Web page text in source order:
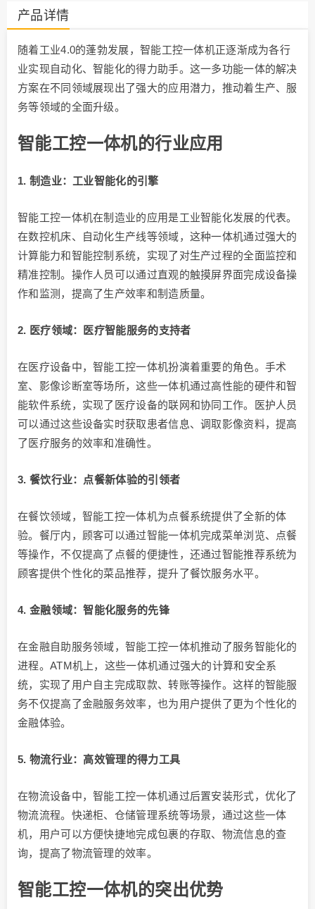
产品详情
随着工业4.0的蓬勃发展，智能工控一体机正逐渐成为各行
业实现自动化、智能化的得力助手。这一多功能一体的解决
方案在不同领域展现出了强大的应用潜力，推动着生产、服
务等领域的全面升级。
智能工控一体机的行业应用
1. 制造业：工业智能化的引擎
智能工控一体机在制造业的应用是工业智能化发展的代表。
在数控机床、自动化生产线等领域，这种一体机通过强大的
计算能力和智能控制系统，实现了对生产过程的全面监控和
精准控制。操作人员可以通过直观的触摸屏界面完成设备操
作和监测，提高了生产效率和制造质量。
2. 医疗领域：医疗智能服务的支持者
在医疗设备中，智能工控一体机扮演着重要的角色。手术
室、影像诊断室等场所，这些一体机通过高性能的硬件和智
能软件系统，实现了医疗设备的联网和协同工作。医护人员
可以通过这些设备实时获取患者信息、调取影像资料，提高
了医疗服务的效率和准确性。
3. 餐饮行业：点餐新体验的引领者
在餐饮领域，智能工控一体机为点餐系统提供了全新的体
验。餐厅内，顾客可以通过智能一体机完成菜单浏览、点餐
等操作，不仅提高了点餐的便捷性，还通过智能推荐系统为
顾客提供个性化的菜品推荐，提升了餐饮服务水平。
4. 金融领域：智能化服务的先锋
在金融自助服务领域，智能工控一体机推动了服务智能化的
进程。ATM机上，这些一体机通过强大的计算和安全系
统，实现了用户自主完成取款、转账等操作。这样的智能服
务不仅提高了金融服务效率，也为用户提供了更为个性化的
金融体验。
5. 物流行业：高效管理的得力工具
在物流设备中，智能工控一体机通过后置安装形式，优化了
物流流程。快递柜、仓储管理系统等场景，通过这些一体
机，用户可以方便快捷地完成包裹的存取、物流信息的查
询，提高了物流管理的效率。
智能工控一体机的突出优势